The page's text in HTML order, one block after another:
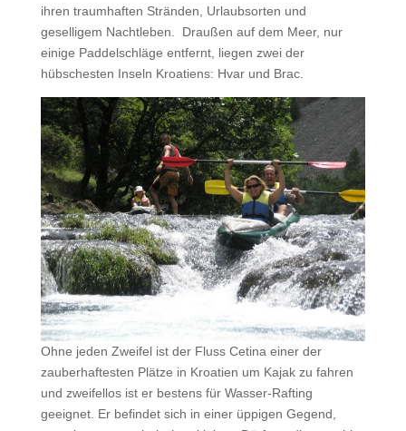
ihren traumhaften Stränden, Urlaubsorten und
geselligem Nachtleben. Draußen auf dem Meer, nur
einige Paddelschläge entfernt, liegen zwei der
hübschesten Inseln Kroatiens: Hvar und Brac.
Ohne jeden Zweifel ist der Fluss Cetina einer der
zauberhaftesten Plätze in Kroatien um Kajak zu fahren
und zweifellos ist er bestens für Wasser-Rafting
geeignet. Er befindet sich in einer üppigen Gegend,